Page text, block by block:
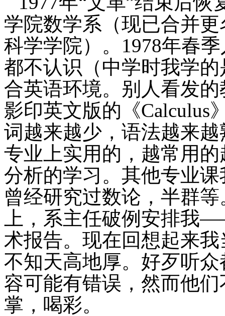
学院数学系（现已合并
科学学院）。 1978年春
都不认识（中学时我学
合英语环境。别人看发
影印英文版的《Calculus
词越来越少，语法越来
专业上实用的，越常用
分析的学习。其他专业
曾经研究过数论，半群
上，系主任破例安排我
术报告。现在回想起来
不知天高地厚。好歹听
容可能有错误，然而他
掌，喝彩。